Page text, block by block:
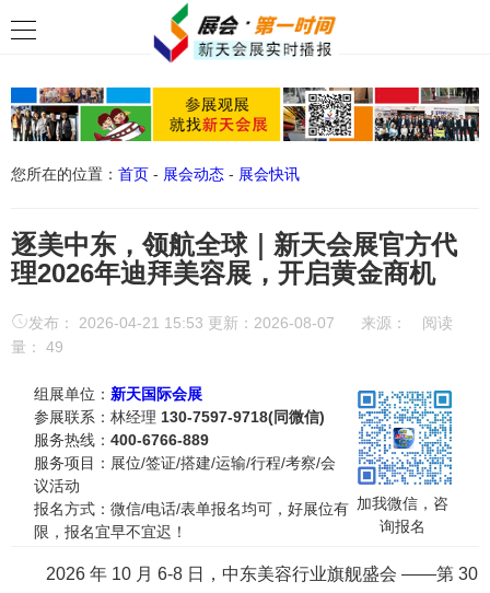
您所在的位置： 首页 - 展会动态 - 展会快讯
逐美中东，领航全球｜新天会展官方代
理2026年迪拜美容展，开启黄金商机
发布： 2026-04-21 15:53 更新：2026-08-07 来源：
阅读
量： 49
组展单位： 新天国际会展
参展联系：林经理 130-7597-9718(同微信)
服务热线：400-6766-889
服务项目：展位/签证/搭建/运输/行程/考察/会
议活动
报名方式：微信/电话/表单报名均可，好展位有
限，报名宜早不宜迟！
加我微信，咨
询报名
2026 年 10 月 6-8 日，中东美容行业旗舰盛会 ——第 30